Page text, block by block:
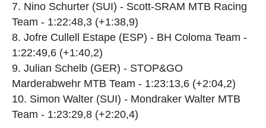
Nino Schurter (SUI) - Scott-SRAM MTB Racing
Team - 1:22:48,3 (+1:38,9)
Jofre Cullell Estape (ESP) - BH Coloma Team -
1:22:49,6 (+1:40,2)
Julian Schelb (GER) - STOP&GO
Marderabwehr MTB Team - 1:23:13,6 (+2:04,2)
Simon Walter (SUI) - Mondraker Walter MTB
Team - 1:23:29,8 (+2:20,4)